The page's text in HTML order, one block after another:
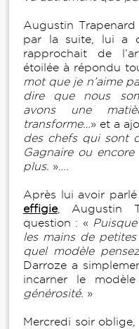
Augustin
par la suite, lui a
rapprochait de
étoilée à répondu
mot que je n’aime
dire que nous
avons une
transforme…» et a
des chefs qui sont
Gagnaire ou
plus. »….
Après lui avoir
effigie, Augustin
question : «
les mains de
quel modèle
Darroze a
incarner le
générosité. »
Mercredi soir